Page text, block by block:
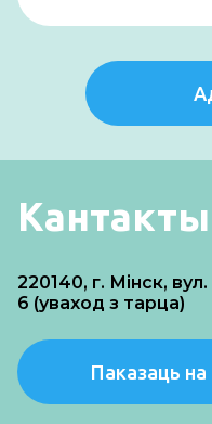
Кантакты
220140, г. Мінск,
6 (уваход з тарца)
Паказаць